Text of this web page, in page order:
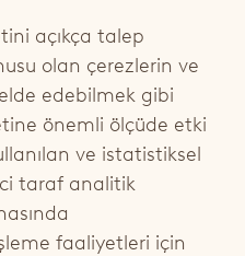
açıkça talep
olan çerezlerin ve
edebilmek gibi
önemli ölçüde etki
ve istatistiksel
taraf analitik
faaliyetleri için